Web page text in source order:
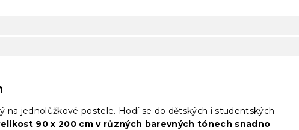
na jednolůžkové postele. Hodí se do dětských i studentských
90 x 200 cm v různých barevných tónech snadno